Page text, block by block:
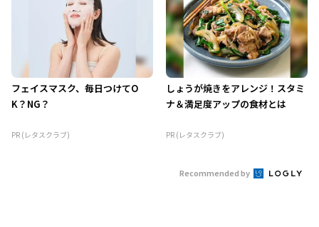
フェイスマスク、毎日つけてO
K？NG？
PR (レタスクラブ)
しょうが焼きをアレンジ！スタミ
ナ＆満足度アップの食材とは
PR (レタスクラブ)
Recommended by